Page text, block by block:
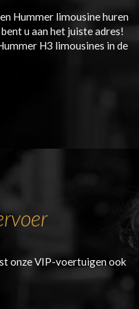
Hummer limousine huren
u aan het juiste adres!
H3 limousines in de
onze VIP-voertuigen ook